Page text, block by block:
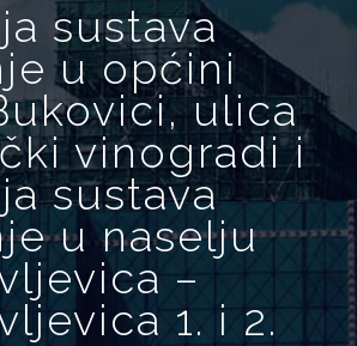
sustava
u općini
ulica
vinogradi i
sustava
u naselju
–
1. i 2.